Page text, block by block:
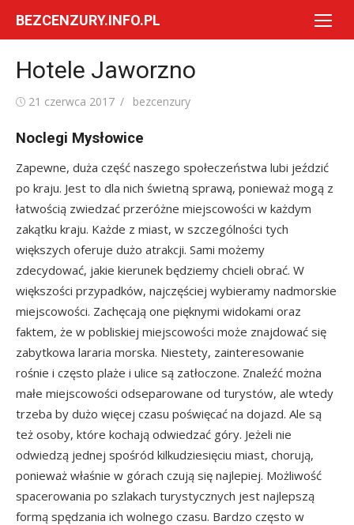
BEZCENZURY.INFO.PL
Hotele Jaworzno
Posted
21 czerwca 2017 Author
bezcenzury
Noclegi Mysłowice
Zapewne, duża część naszego społeczeństwa lubi jeździć
po kraju. Jest to dla nich świetną sprawą, ponieważ mogą z
łatwością zwiedzać przeróżne miejscowości w każdym
zakątku kraju. Każde z miast, w szczególności tych
większych oferuje dużo atrakcji. Sami możemy
zdecydować, jakie kierunek będziemy chcieli obrać. W
większości przypadków, najczęściej wybieramy nadmorskie
miejscowości. Zachęcają one pięknymi widokami oraz
faktem, że w pobliskiej miejscowości może znajdować się
zabytkowa lararia morska. Niestety, zainteresowanie
rośnie i często plaże i ulice są zatłoczone. Znaleźć można
małe miejscowości odseparowane od turystów, ale wtedy
trzeba by dużo więcej czasu poświęcać na dojazd. Ale są
też osoby, które kochają odwiedzać góry. Jeżeli nie
odwiedzą jednej spośród kilkudziesięciu miast, chorują,
ponieważ właśnie w górach czują się najlepiej. Możliwość
spacerowania po szlakach turystycznych jest najlepszą
formą spędzania ich wolnego czasu. Bardzo często w